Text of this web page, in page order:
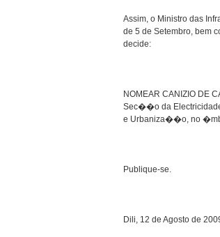
Assim, o Ministro das
de 5 de Setembro, bem
decide:
NOMEAR CANIZIO DE
Sec��o da
e Urbaniza��o, no
Publique-se.
Dili, 12 de Agosto de